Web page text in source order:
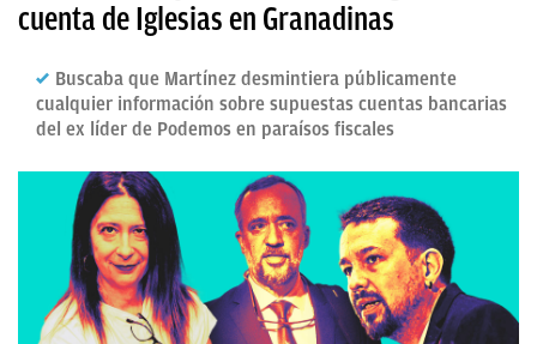
cuenta de Iglesias en Granadinas
Buscaba que Martínez desmintiera públicamente
cualquier información sobre supuestas cuentas bancarias
del ex líder de Podemos en paraísos fiscales